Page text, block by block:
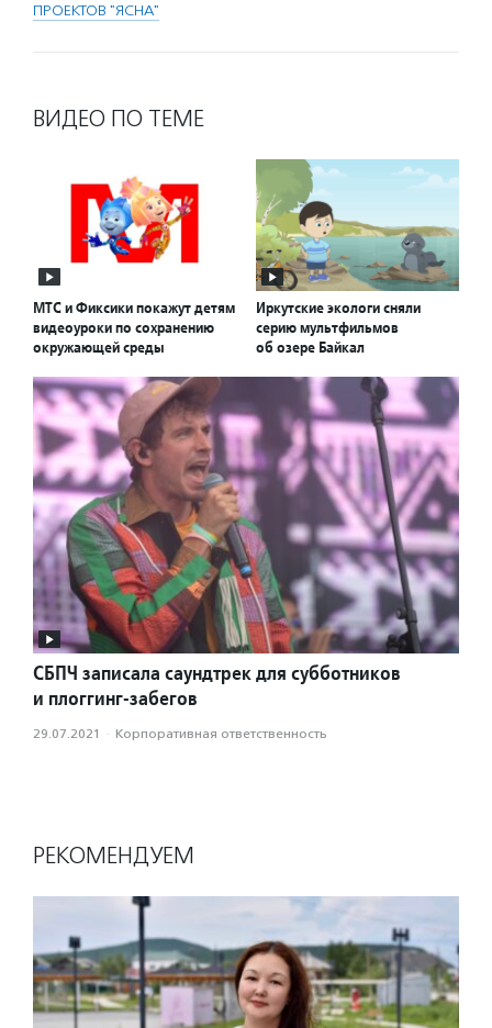
ПРОЕКТОВ "ЯСНА"
ВИДЕО ПО ТЕМЕ
МТС и Фиксики покажут детям
видеоуроки по сохранению
окружающей среды
Иркутские экологи сняли
серию мультфильмов
об озере Байкал
СБПЧ записала саундтрек для субботников
и плоггинг-забегов
29.07.2021 · Корпоративная ответственность
РЕКОМЕНДУЕМ